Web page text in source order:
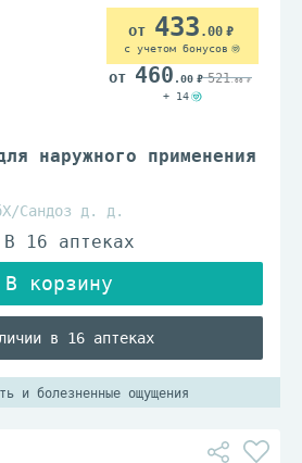
наружного применения
Сандоз д. д.
в 16 аптеках
433 .00
с учетом бонусов
460 .00 521.00
+ 14
и болезненные ощущения